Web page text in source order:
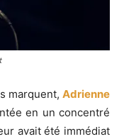
marquent, Adrienne
en un concentré
avait été immédiat